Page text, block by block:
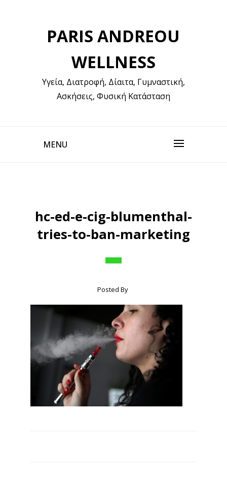
PARIS ANDREOU
WELLNESS
Υγεία, Διατροφή, Δίαιτα, Γυμναστική,
Ασκήσεις, Φυσική Κατάσταση
MENU
hc-ed-e-cig-blumenthal-
tries-to-ban-marketing
Posted By